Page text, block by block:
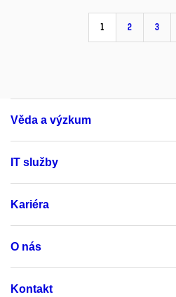
1 2 3
Věda a výzkum
IT služby
Kariéra
O nás
Kontakt